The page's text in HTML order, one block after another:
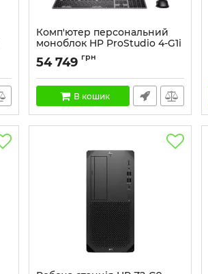
Комп'ютер персональний
моноблок HP ProStudio 4-G1i
23.8" FHD IPS AG, Intel U5-
225T, 16GB, F512GB, UMA,
WiFi, кл+м, 3р, DOS, чорний
Артикул:
54 749 грн
В кошик